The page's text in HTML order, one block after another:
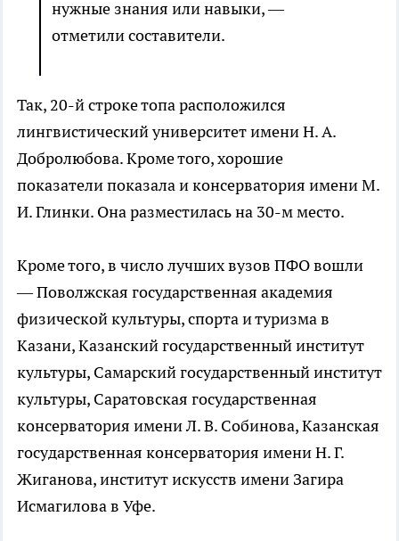
нужные знания или навыки, —
отметили составители.
Так, 20-й строке топа расположился
лингвистический университет имени Н. А.
Добролюбова. Кроме того, хорошие
показатели показала и консерватория имени М.
И. Глинки. Она разместилась на 30-м место.
Кроме того, в число лучших вузов ПФО вошли
— Поволжская государственная академия
физической культуры, спорта и туризма в
Казани, Казанский государственный институт
культуры, Самарский государственный институт
культуры, Саратовская государственная
консерватория имени Л. В. Собинова, Казанская
государственная консерватория имени Н. Г.
Жиганова, институт искусств имени Загира
Исмагилова в Уфе.